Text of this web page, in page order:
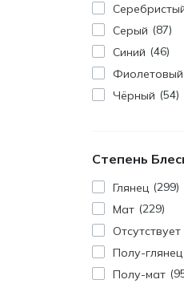
Серый
87
Синий
46
Фиолетовый
Чёрный
54
Степень
Глянец
299
Мат 229
Отсутствует
Полу-глянец
Полу-мат